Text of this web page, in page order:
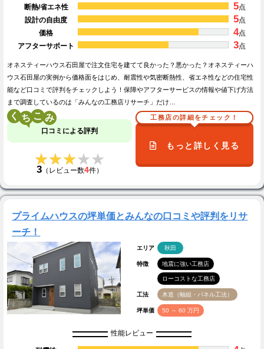
断熱/省エネ性
5点
設計の自由度
5点
価格
4点
アフターサポート
3点
オネスティーハウス石田屋で注文住宅を建てて良かった？悪かった？オネスティーハ
ウス石田屋の実例から価格面をはじめ、耐震性や気密断熱性、省エネ性などの住宅性
能など口コミで評判をチェックしよう！保障やアフターサービスの情報や値下げ方法
まで調査しているのは「みんなの工務店リサーチ」だけ…
く こ
口コミによる評判
★★★★★
★★★★★
3（レビュー数4件）
工務店の詳細をチェック！
もっと詳しく見る
プライムハウスの坪単価とみんなの口コミや評判をリサ
ーチ！
エリア 秋田
特徴 地震に強い工務店
ローコストな工務店
工法 木造（軸組・パネル工法）
坪単価 50 ～ 60 万円
性能レビュー